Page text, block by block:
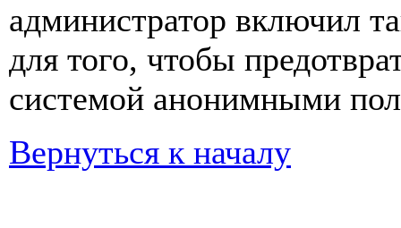
администратор включил
для того, чтобы
системой анонимными
Вернуться к началу